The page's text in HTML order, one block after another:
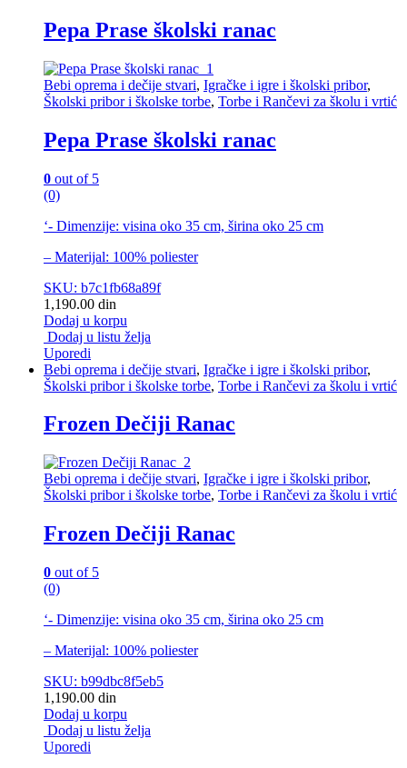
Pepa Prase školski ranac
Bebi oprema i dečije stvari, Igračke i igre i školski pribor,
Školski pribor i školske torbe, Torbe i Rančevi za školu i vrtić
Pepa Prase školski ranac
0 out of 5
(0)
‘- Dimenzije: visina oko 35 cm, širina oko 25 cm
– Materijal: 100% poliester
SKU: b7c1fb68a89f
1,190.00 din
Dodaj u korpu
Dodaj u listu želja
Uporedi
Bebi oprema i dečije stvari, Igračke i igre i školski pribor,
Školski pribor i školske torbe, Torbe i Rančevi za školu i vrtić
Frozen Dečiji Ranac
Bebi oprema i dečije stvari, Igračke i igre i školski pribor,
Školski pribor i školske torbe, Torbe i Rančevi za školu i vrtić
Frozen Dečiji Ranac
0 out of 5
(0)
‘- Dimenzije: visina oko 35 cm, širina oko 25 cm
– Materijal: 100% poliester
SKU: b99dbc8f5eb5
1,190.00 din
Dodaj u korpu
Dodaj u listu želja
Uporedi